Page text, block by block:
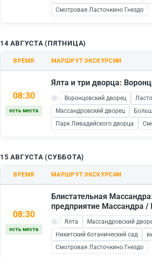
Смотровая Ласточкино Гнездо
14 АВГУСТА (ПЯТНИЦА)
ВРЕМЯ МАРШРУТ ЭКСКУРСИИ
08:30
есть места
Ялта и три дворца:
Воронцовский дворец
Массандровский дворец
Парк Ливадийского дворца
15 АВГУСТА (СУББОТА)
ВРЕМЯ МАРШРУТ ЭКСКУРСИИ
08:30
есть места
Блистательная
предприятие Массандра /
Ялта Массандровский
Никитский ботанический сад
Смотровая Ласточкино Гнездо